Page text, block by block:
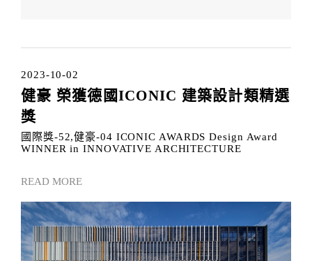
2023-10-02
健豪 榮獲德國ICONIC 建築設計類精選
獎
國際獎-52,健豪-04 ICONIC AWARDS Design Award
WINNER in INNOVATIVE ARCHITECTURE
READ MORE